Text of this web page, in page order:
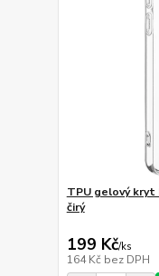
TPU gelový kryt
čirý
199 Kč/ks
164 Kč bez DPH